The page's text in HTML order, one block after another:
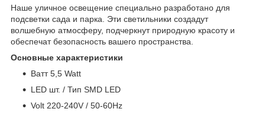
Наше уличное освещение специально разработано для
подсветки сада и парка. Эти светильники создадут
волшебную атмосферу, подчеркнут природную красоту и
обеспечат безопасность вашего пространства.
Основные характеристики
Bатт 5,5 Watt
LED шт. / Тип SMD LED
Volt 220-240V / 50-60Hz